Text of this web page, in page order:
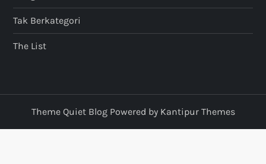
Tak Berkategori
The List
Theme Quiet Blog Powered by Kantipur Themes